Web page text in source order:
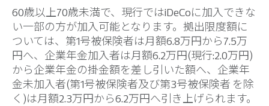
60歳以上70歳未満で、現行ではiDeCoに加入できな
い一部の方が加入可能となります。拠出限度額に
ついては、第1号被保険者は月額6.8万円から7.5万
円へ、企業年金加入者は月額6.2万円(現行:2.0万円)
から企業年金の掛金額を差し引いた額へ、企業年
金未加入者(第1号被保険者及び第3号被保険者 を除
く)は月額2.3万円から6.2万円へ引き上げられます。